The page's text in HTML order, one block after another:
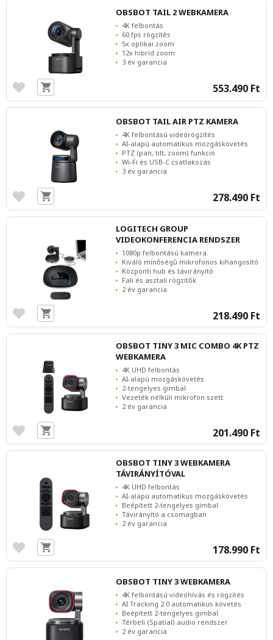
OBSBOT TAIL 2 WEBKAMERA
4K felbontás
60 fps rögzítés
5x optikai zoom
12x hibrid zoom
3 év garancia
553.490 Ft
OBSBOT TAIL AIR PTZ KAMERA
4K felbontású videórögzítés
AI-alapú automatikus mozgáskövetés
PTZ (pan, tilt, zoom) funkció
Wi-Fi és USB-C csatlakozás
3 év garancia
278.490 Ft
LOGITECH GROUP
VIDEOKONFERENCIA RENDSZER
1080p felbontású kamera
Kiváló minőségű mikrofonos kihangosító
Központi hub és távirányító
Fali és asztali rögzítők
2 év garancia
218.490 Ft
OBSBOT TINY 3 MIC COMBO 4K PTZ
WEBKAMERA
4K UHD felbontás
AI-alapú mozgáskövetés
2-tengelyes gimbal
Vezeték nélküli mikrofon szett
2 év garancia
201.490 Ft
OBSBOT TINY 3 WEBKAMERA
TÁVIRÁNYÍTÓVAL
4K UHD felbontás
AI-alapú automatikus mozgáskövetés
Beépített 2-tengelyes gimbal
Távirányító a csomagban
2 év garancia
178.990 Ft
OBSBOT TINY 3 WEBKAMERA
4K felbontású videóhívás és rögzítés
AI Tracking 2.0 automatikus követés
Beépített 2-tengelyes gimbal
Térbeli (Spatial) audio rendszer
2 év garancia